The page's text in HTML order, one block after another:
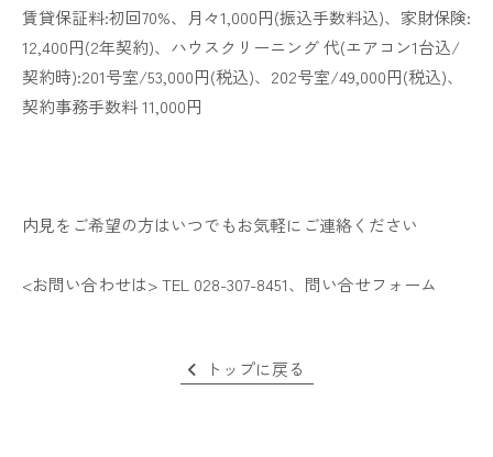
賃貸保証料:初回70%、月々1,000円(振込手数料込)、家財保険:
12,400円(2年契約)、ハウスクリーニング 代(エアコン1台込/
契約時):201号室/53,000円(税込)、202号室/49,000円(税込)、
契約事務手数料 11,000円
内見をご希望の方はいつでもお気軽にご連絡ください
<お問い合わせは> TEL 028-307-8451、 問い合せフォーム
トップに戻る